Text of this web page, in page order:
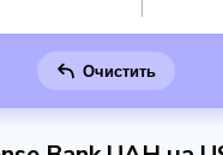
Очистить